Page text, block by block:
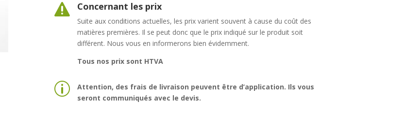
 Concernant les prix
Suite aux conditions actuelles, les prix varient souvent à cause du coût des
matières premières. Il se peut donc que le prix indiqué sur le produit soit
différent. Nous vous en informerons bien évidemment.
Tous nos prix sont HTVA
p
Attention, des frais de livraison peuvent être d’application. Ils vous
seront communiqués avec le devis.